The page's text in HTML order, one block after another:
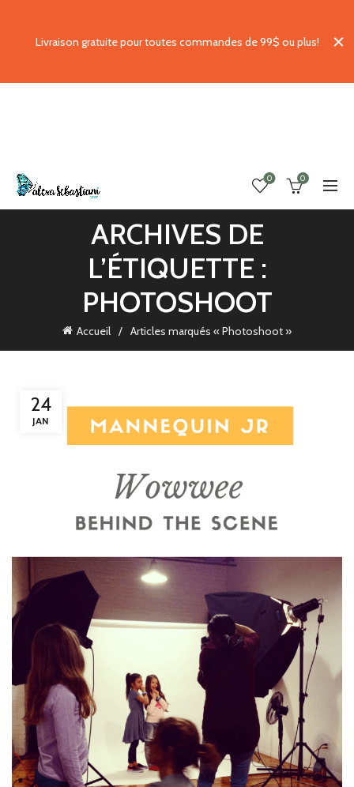
0 0
ARCHIVES DE
L’ÉTIQUETTE :
PHOTOSHOOT
Accueil Articles marqués « Photoshoot »
24
JAN
Livraison gratuite pour toutes commandes de 99$ ou plus!